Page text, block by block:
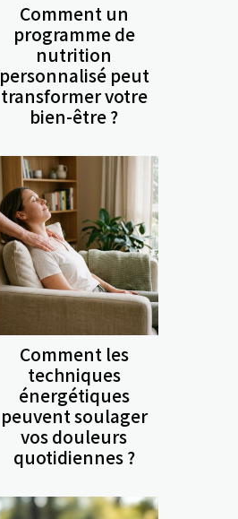
Comment un
programme de
nutrition
personnalisé peut
transformer votre
bien-être ?
Comment les
techniques
énergétiques
peuvent soulager
vos douleurs
quotidiennes ?